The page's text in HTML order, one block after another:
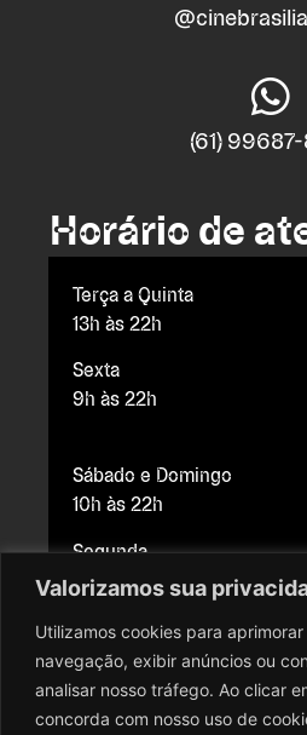
Valorizamos sua
Utilizamos cookies para
navegação, exibir anúncios ou
analisar nosso tráfego. Ao clicar
concorda com nosso uso de
(61)
Horário de
Terça a Quinta
13h às 22h
Sexta
9h às 22h
Sábado e Domingo
10h às 22h
Segunda
Fechado para manutenção
Copyright © 2026 Cine Brasília.
Todo o conteúdo do site, todas as